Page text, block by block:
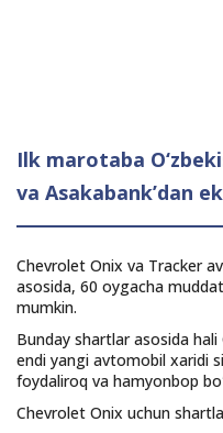
Ilk marotaba
va Asakabank’dan
Chevrolet Onix va Tracker
asosida, 60 oygacha
mumkin.
Bunday shartlar asosida
endi yangi avtomobil xaridi
foydaliroq va hamyonbop
Chevrolet Onix uchun